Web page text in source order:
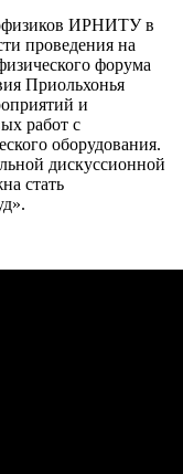
ИРНИТУ в
проведения на
форума
Приольхонья
и
работ с
оборудования.
дискуссионной
стать